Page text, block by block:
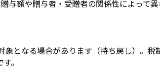
与額や贈与者・受贈者の関係性によって
となる場合があります（持ち戻し）。税
。